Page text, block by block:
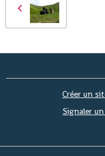
Créer un
Signaler